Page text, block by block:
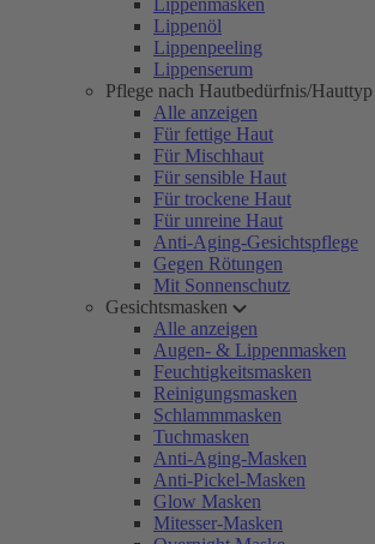
Lippenmasken
Lippenöl
Lippenpeeling
Lippenserum
Pflege nach Hautbedürfnis/Hauttyp
Alle anzeigen
Für fettige Haut
Für Mischhaut
Für sensible Haut
Für trockene Haut
Für unreine Haut
Anti-Aging-Gesichtspflege
Gegen Rötungen
Mit Sonnenschutz
Gesichtsmasken
Alle anzeigen
Augen- & Lippenmasken
Feuchtigkeitsmasken
Reinigungsmasken
Schlammmasken
Tuchmasken
Anti-Aging-Masken
Anti-Pickel-Masken
Glow Masken
Mitesser-Masken